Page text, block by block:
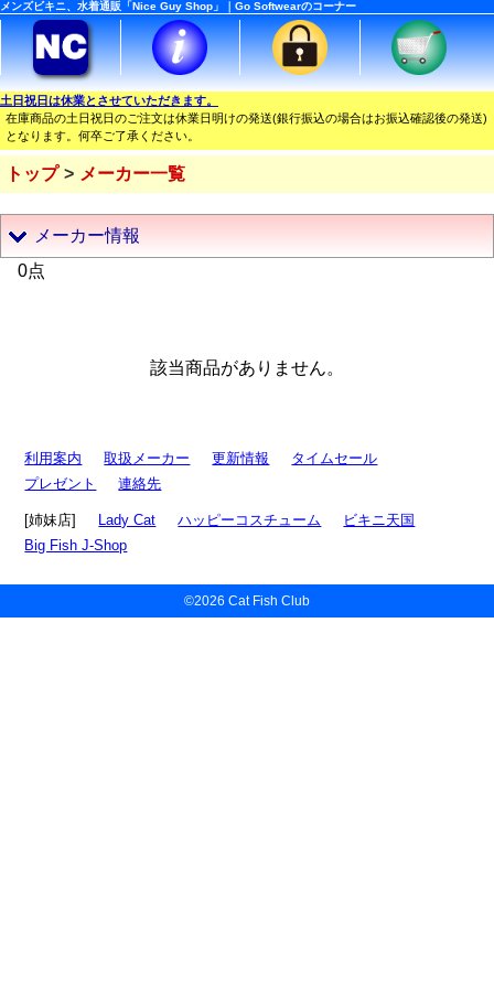
メンズビキニ、水着通販「Nice Guy Shop」｜Go Softwearのコーナー
土日祝日は休業とさせていただきます。
在庫商品の土日祝日のご注文は休業日明けの発送(銀行振込の場合はお振込確認後の発送)
となります。何卒ご了承ください。
トップ メーカー一覧
メーカー情報
0点
該当商品がありません。
利用案内 取扱メーカー 更新情報
タイムセール
プレゼント
連絡先
[姉妹店] Lady Cat ハッピーコスチューム
ビキニ天国
Big Fish J-Shop
©2026 Cat Fish Club